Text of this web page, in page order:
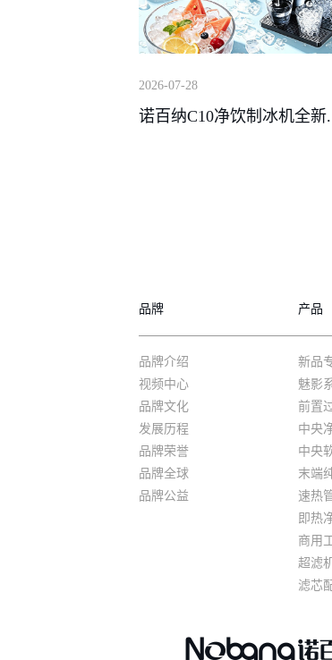
2026-07-28
诺百纳C10净饮制冰机全新
品牌 产品
品牌介绍
视频中心
品牌文化
发展历程
品牌荣誉
品牌全球
品牌公益
新品
魅影
前置
中央
中央
末端
速热
即热
商用
超滤
滤芯